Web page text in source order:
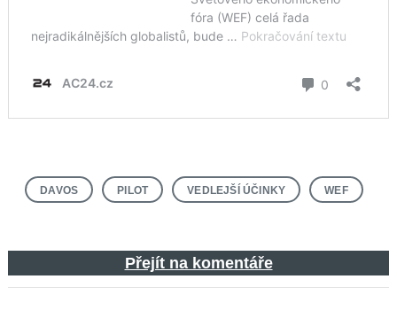
DAVOS PILOT VEDLEJŠÍ ÚČINKY WEF
Přejít na komentáře